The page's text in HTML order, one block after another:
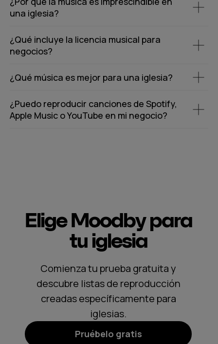
una iglesia?
¿Qué incluye la licencia musical para
negocios?
¿Qué música es mejor para una iglesia?
¿Puedo reproducir canciones de Spotify,
Apple Music o YouTube en mi negocio?
Elige Moodby para
tu iglesia
Comienza tu prueba gratuita y
descubre listas de reproducción
creadas específicamente para
iglesias.
Pruébelo gratis